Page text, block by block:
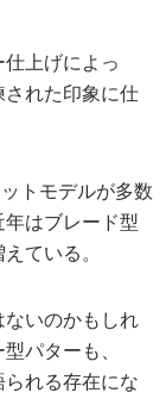
上げによっ
れた印象に仕
トモデルが多数
はブレード型
ている。
いのかもしれ
パターも、
られる存在にな